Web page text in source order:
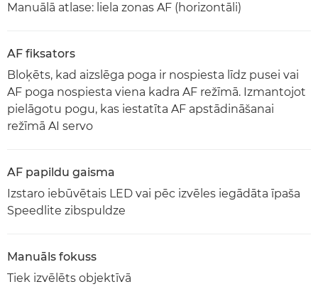
Manuālā atlase: liela zonas AF (horizontāli)
AF fiksators
Bloķēts, kad aizslēga poga ir nospiesta līdz pusei vai
AF poga nospiesta viena kadra AF režīmā. Izmantojot
pielāgotu pogu, kas iestatīta AF apstādināšanai
režīmā AI servo
AF papildu gaisma
Izstaro iebūvētais LED vai pēc izvēles iegādāta īpaša
Speedlite zibspuldze
Manuāls fokuss
Tiek izvēlēts objektīvā